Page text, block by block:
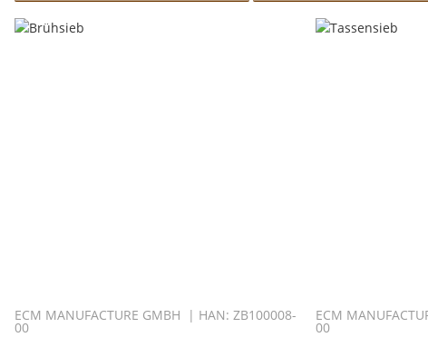
ECM MANUFACTURE GMBH | HAN: ZB100008-
00
ECM
00